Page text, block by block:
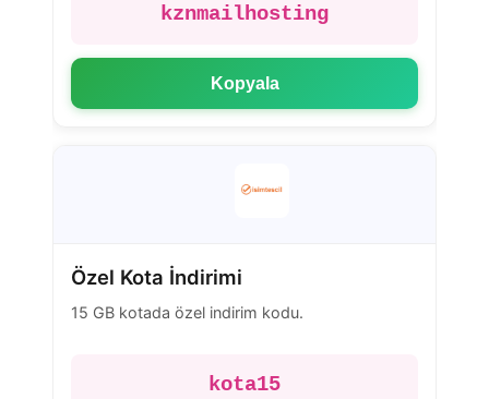
kznmailhosting
Kopyala
Özel Kota İndirimi
15 GB kotada özel indirim kodu.
kota15